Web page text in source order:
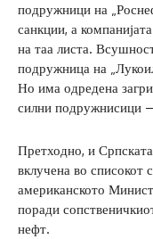
подружници на
санкции, а
на таа листа.
подружница на
Но има одредена
силни подружнисици
Претходно, и
вклучена во списокот
американското
поради
нефт.